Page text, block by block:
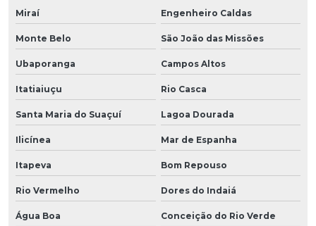
Miraí Engenheiro Caldas
Monte Belo São João das Missões
Ubaporanga Campos Altos
Itatiaiuçu Rio Casca
Santa Maria do Suaçuí Lagoa Dourada
Ilicínea Mar de Espanha
Itapeva Bom Repouso
Rio Vermelho Dores do Indaiá
Água Boa Conceição do Rio Verde